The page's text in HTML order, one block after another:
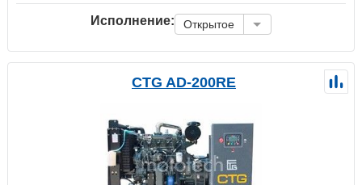
Исполнение: Открытое
CTG AD-200RE